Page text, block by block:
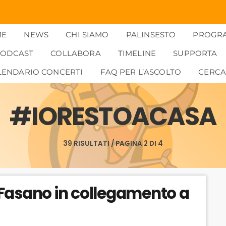
NEWS CHI SIAMO PALINSESTO
COLLABORA TIMELINE
SUPPORTA
CONCERTI
FAQ PER L’ASCOLTO CERCA
#IORESTOACASA
39 RISULTATI / PAGINA 2 DI 4
in collegamento a